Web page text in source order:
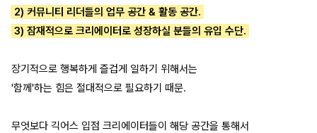
2) 커뮤니티 리더들의 업무 공간 & 활동 공간.
3) 잠재적으로 크리에이터로 성장하실 분들의 유입 수단.
장기적으로 행복하게 즐겁게 일하기 위해서는
'함께'하는 힘은 절대적으로 필요하기 때문.
무엇보다 긱어스 입점 크리에이터들이 해당 공간을 통해서